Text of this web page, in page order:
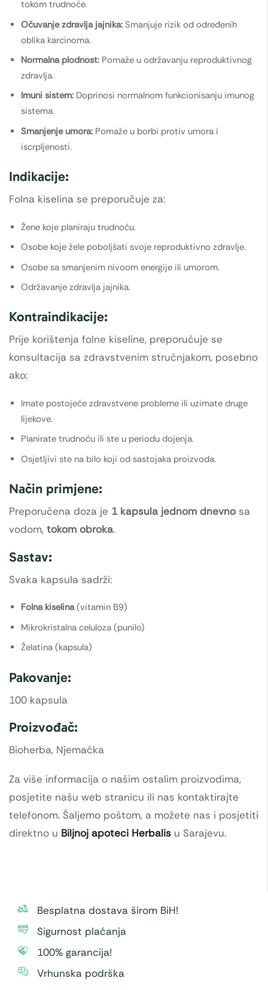
tokom trudnoće.
Očuvanje zdravlja jajnika: Smanjuje rizik od određenih
oblika karcinoma.
Normalna plodnost: Pomaže u održavanju reproduktivnog
zdravlja.
Imuni sistem: Doprinosi normalnom funkcionisanju imunog
sistema.
Smanjenje umora: Pomaže u borbi protiv umora i
iscrpljenosti.
Indikacije:
Folna kiselina se preporučuje za:
Žene koje planiraju trudnoću.
Osobe koje žele poboljšati svoje reproduktivno zdravlje.
Osobe sa smanjenim nivoom energije ili umorom.
Održavanje zdravlja jajnika.
Kontraindikacije:
Prije korištenja folne kiseline, preporučuje se
konsultacija sa zdravstvenim stručnjakom, posebno
ako:
Imate postojeće zdravstvene probleme ili uzimate druge
lijekove.
Planirate trudnoću ili ste u periodu dojenja.
Osjetljivi ste na bilo koji od sastojaka proizvoda.
Način primjene:
Preporučena doza je 1 kapsula jednom dnevno sa
vodom, tokom obroka.
Sastav:
Svaka kapsula sadrži:
Folna kiselina(vitamin B9)
Mikrokristalna celuloza (punilo)
Želatina (kapsula)
Pakovanje:
100 kapsula
Proizvođač:
Bioherba, Njemačka
Za više informacija o našim ostalim proizvodima,
posjetite našu web stranicu ili nas kontaktirajte
telefonom. Šaljemo poštom, a možete nas i posjetiti
direktno u Biljnoj apoteci Herbalis u Sarajevu.
Besplatna dostava širom BiH!
Sigurnost plaćanja
100% garancija!
Vrhunska podrška